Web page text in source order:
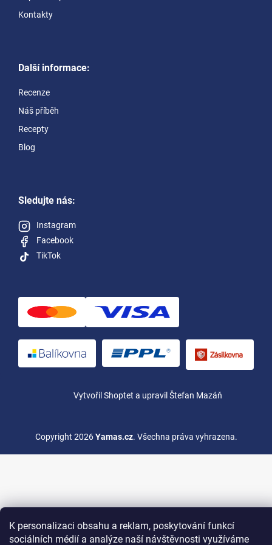
K personalizaci obsahu a reklam, poskytování funkcí
sociálních médií a analýze naší návštěvnosti využíváme
Kontakty
Další informace:
Recenze
Náš příběh
Recepty
Blog
Sledujte nás:
Instagram
Facebook
TikTok
Vytvořil Shoptet a upravil Štefan Mazáň
Copyright 2026Yamas.cz. Všechna práva vyhrazena.